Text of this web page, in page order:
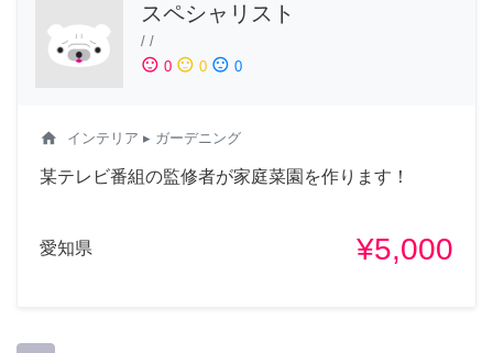
スペシャリスト
/ /
sentiment_satisfied 0 sentiment_neutral 0 sentiment_dissatisfied 0
home インテリア ▸ ガーデニング
某テレビ番組の監修者が家庭菜園を作ります！
愛知県 ¥5,000